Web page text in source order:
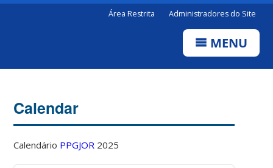
Área Restrita Administradores do Site
MENU
Calendar
Calendário PPGJOR 2025
04:00
05:00